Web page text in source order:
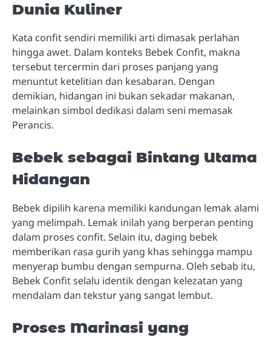
Dunia Kuliner
Kata confit sendiri memiliki arti dimasak perlahan
hingga awet. Dalam konteks Bebek Confit, makna
tersebut tercermin dari proses panjang yang
menuntut ketelitian dan kesabaran. Dengan
demikian, hidangan ini bukan sekadar makanan,
melainkan simbol dedikasi dalam seni memasak
Perancis.
Bebek sebagai Bintang Utama
Hidangan
Bebek dipilih karena memiliki kandungan lemak alami
yang melimpah. Lemak inilah yang berperan penting
dalam proses confit. Selain itu, daging bebek
memberikan rasa gurih yang khas sehingga mampu
menyerap bumbu dengan sempurna. Oleh sebab itu,
Bebek Confit selalu identik dengan kelezatan yang
mendalam dan tekstur yang sangat lembut.
Proses Marinasi yang